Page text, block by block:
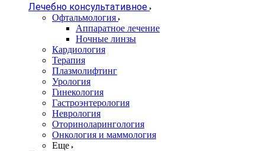
Лечебно консультативное
Офтальмология
Аппаратное лечение
Ночные линзы
Кардиология
Терапия
Плазмолифтинг
Урология
Гинекология
Гастроэнтерология
Неврология
Оториноларингология
Онкология и маммология
Еще